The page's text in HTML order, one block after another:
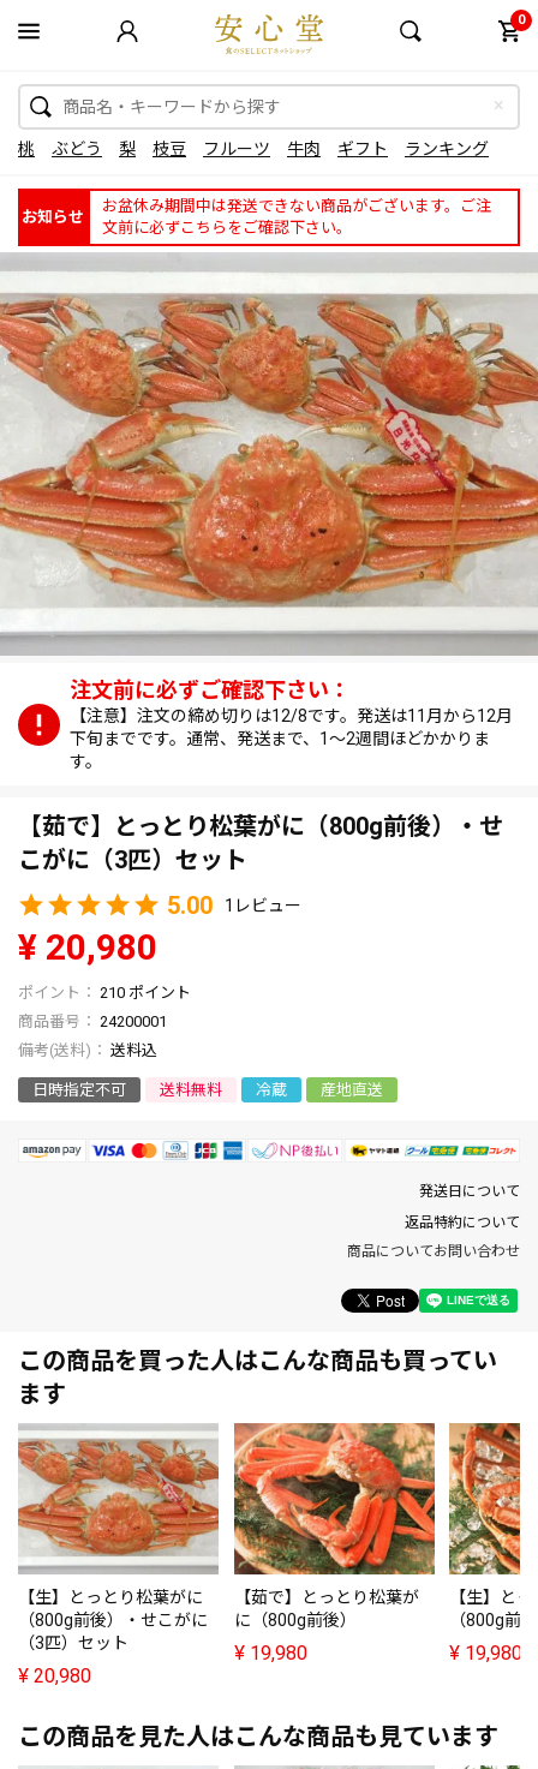
0
桃 ぶどう 梨 枝豆 フルーツ 牛肉 ギフト ランキング
お知らせ
お盆休み期間中は発送できない商品がございます。ご注
文前に必ずこちらをご確認下さい。
【注意】注文の締め切りは12/8です。発送は11月から12月
下旬までです。通常、発送まで、1～2週間ほどかかりま
す。
【茹で】とっとり松葉がに（800g前後）・せ
こがに（3匹）セット
5.00
1
¥ 20,980
210 ポイント
商品番号
24200001
送料込
日時指定不可 送料無料 冷蔵 産地直送
発送日について
返品特約について
商品についてお問い合わせ
この商品を買った人はこんな商品も買ってい
ます
【生】とっとり松葉がに
（800g前後）・せこがに
（3匹）セット
¥ 20,980
【茹で】とっとり松葉が
に（800g前後）
¥ 19,980
【生】と
（800g前
¥ 19,980
この商品を見た人はこんな商品も見ています